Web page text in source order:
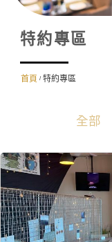
特約專區
首頁 / 特約專區
全部